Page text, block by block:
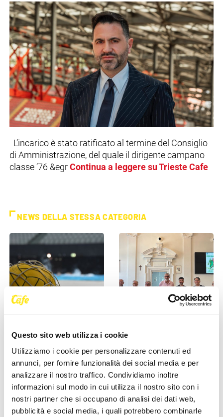
Questo sito web utilizza i cookie
Utilizziamo i cookie per personalizzare contenuti ed
annunci, per fornire funzionalità dei social media e per
analizzare il nostro traffico. Condividiamo inoltre
informazioni sul modo in cui utilizza il nostro sito con i
nostri partner che si occupano di analisi dei dati web,
pubblicità e social media, i quali potrebbero combinarle
L’incarico è stato ratificato al termine del Consiglio
di Amministrazione, del quale il dirigente campano
classe ’76 &egr Continua a leggere su Trieste Cafe
NEWS DELLA STESSA CATEGORIA
SPORT
Pallanuoto serie A1
maschile: 13ma giornata di
ritorno, Trieste batte il
Salerno
27 Maggio 2026
SPORT
Monfalcone celebra lo sport:
dal 28 al 31 maggio torna la
Festa dello Sport 2026
26 Maggio 2026